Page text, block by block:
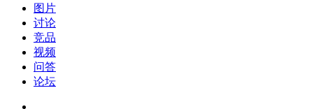
图片
讨论
竞品
视频
问答
论坛